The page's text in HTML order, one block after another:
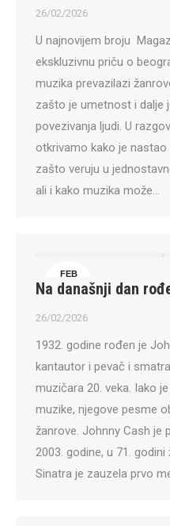
26/02/2026
U najnovijem broju
ekskluzivnu priču o
muzika prevazilazi
zašto je umetnost i dalje
povezivanja ljudi. U
otkrivamo kako je
zašto veruju u
ali i kako muzika može…
FEB
26
Na današnji dan
26/02/2026
1932. godine rođen je
kantautor i pevač i
muzičara 20. veka. Iako
muzike, njegove pesme
žanrove. Johnny Cash je
2003. godine, u 71.
Sinatra je zauzela prvo